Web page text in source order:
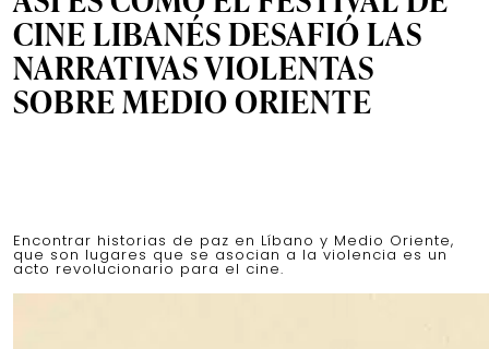
CINE LIBANÉS DESAFIÓ LAS
NARRATIVAS VIOLENTAS
SOBRE MEDIO ORIENTE
Encontrar historias de paz en Líbano y Medio Oriente,
que son lugares que se asocian a la violencia es un
acto revolucionario para el cine.